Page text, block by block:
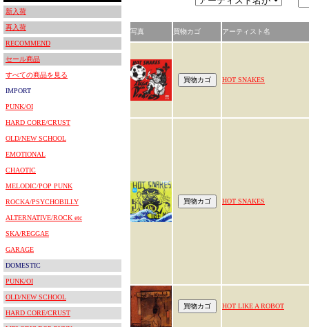
新入荷
再入荷
RECOMMEND
セール商品
すべての商品を見る
IMPORT
PUNK/OI
HARD CORE/CRUST
OLD/NEW SCHOOL
EMOTIONAL
CHAOTIC
MELODIC/POP PUNK
ROCKA/PSYCHOBILLY
ALTERNATIVE/ROCK etc
SKA/REGGAE
GARAGE
DOMESTIC
PUNK/OI
OLD/NEW SCHOOL
HARD CORE/CRUST
写真 買物カゴ アーティスト名
HOT SNAKES
HOT SNAKES
HOT LIKE A ROBOT